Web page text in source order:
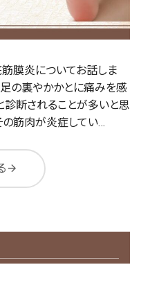
膜炎についてお話しま
の裏やかかとに痛みを感
診断されることが多いと思
の筋肉が炎症してい…
arrow_forward